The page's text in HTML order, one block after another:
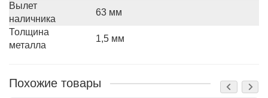
Вылет
наличника
63 мм
Толщина
металла
1,5 мм
Похожие товары